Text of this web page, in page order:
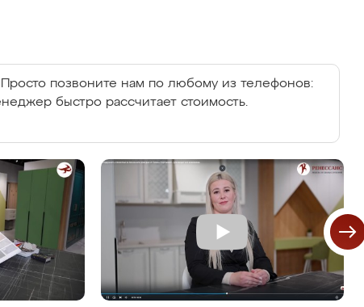
позвоните нам по любому из телефонов:
быстро рассчитает стоимость.